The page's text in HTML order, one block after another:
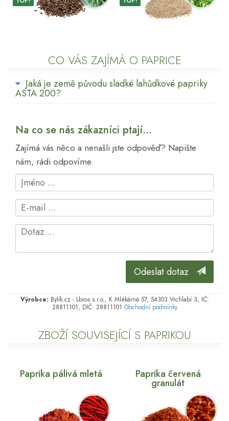
CO VÁS ZAJÍMÁ O PAPRICE
Jaká je země původu sladké lahůdkové papriky
ASTA 200?
Na co se nás zákazníci ptají...
Zajímá vás něco a nenašli jste odpověď? Napište
nám, rádi odpovíme.
Odeslat dotaz
Výrobce: Bylík.cz - Lbros s.r.o., K Mlékárně 57, 54303 Vrchlabí 3, IČ:
28811101, DIČ: 28811101 Obchodní podmínky
ZBOŽÍ SOUVISEJÍCÍ S PAPRIKOU
Paprika pálivá mletá Paprika červená
granulát